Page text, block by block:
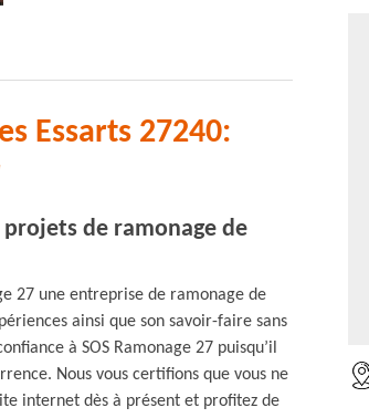
Essarts 27240:
projets de ramonage de
27 une entreprise de ramonage de
ainsi que son savoir-faire sans
à SOS Ramonage 27 puisqu’il
Nous vous certifions que vous ne
internet dès à présent et profitez de